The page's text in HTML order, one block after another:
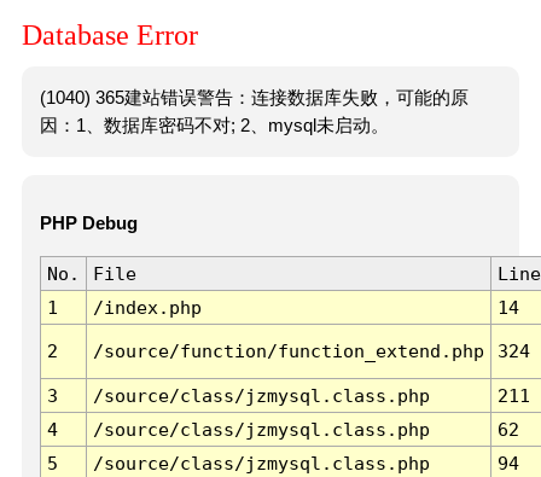
Database Error
(1040) 365建站错误警告：连接数据库失败，可能的原
因：1、数据库密码不对; 2、mysql未启动。
PHP Debug
No. File
Line
1
/index.php 14
2 /source/function/function_extend.php 324
3 /source/class/jzmysql.class.php
211
4
/source/class/jzmysql.class.php
62
5
/source/class/jzmysql.class.php
94